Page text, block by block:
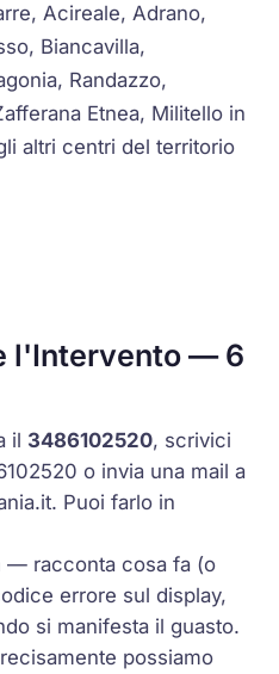
Acireale, Adrano,
Biancavilla,
Randazzo,
Etnea, Militello in
altri centri del territorio
l'Intervento — 6
il 3486102520, scrivici
o invia una mail a
. Puoi farlo in
— racconta cosa fa (o
errore sul display,
si manifesta il guasto.
possiamo